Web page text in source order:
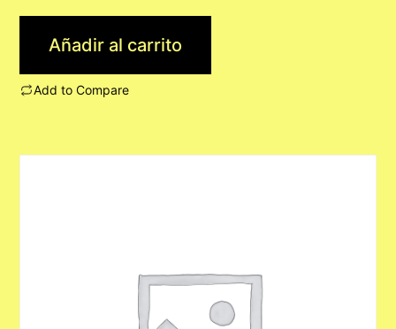
Añadir al carrito
Add to Compare